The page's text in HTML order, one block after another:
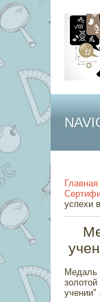
Главная
успехи
Медаль
учении"